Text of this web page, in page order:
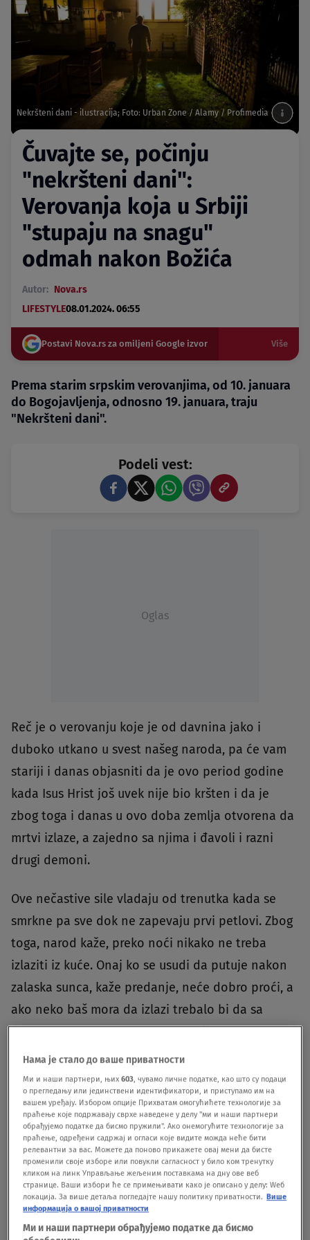
Nekršteni dani - ilustracija; Foto: Urban Zone / Alamy / Profimedia
Čuvajte se, počinju
"nekršteni dani":
Verovanja koja u Srbiji
"stupaju na snagu"
odmah nakon Božića
Autor: Nova.rs
LIFESTYLE08.01.2024. 06:55
Postavi Nova.rs za omiljeni Google izvor Više
Prema starim srpskim verovanjima, od 10. januara
do Bogojavljenja, odnosno 19. januara, traju
"Nekršteni dani".
Podeli vest:
Oglas
Reč je o verovanju koje je od davnina jako i
duboko utkano u svest našeg naroda, pa će vam
stariji i danas objasniti da je ovo period godine
kada Isus Hrist još uvek nije bio kršten i da je
zbog toga i danas u ovo doba zemlja otvorena da
mrtvi izlaze, a zajedno sa njima i đavoli i razni
drugi demoni.
Ove nečastive sile vladaju od trenutka kada se
smrkne pa sve dok ne zapevaju prvi petlovi. Zbog
toga, narod kaže, preko noći nikako ne treba
izlaziti iz kuće. Onaj ko se usudi da putuje nakon
zalaska sunca, kaže predanje, neće dobro proći, a
ako neko baš mora da izlazi trebalo bi da sa
sobom nosi beli luk, krst ili neki oštar metalni
predmet, pišeIstorijski zabavnik.
Slično, u nekim krajevima Srbije još se i danas
pažljivo pazi da u Nekrštene dane žene nikako ne
predu, ne tkaju i ne peru. Napolju se ne ostavlja
ništa belo, a naročito se brine da van ne ostane
dečja odeća jer bi zle sile bajalicama i urocima
mogle preko stvari da naškode deci.
Нама је стало до ваше приватности
Ми и наши партнери, њих603 , чувамо личне податке, као што су подаци
о прегледању или јединствени идентификатори, и приступамо им на
вашем уређају. Избором опције Прихватам омогућићете технологије за
праћење које подржавају сврхе наведене у делу "ми и наши партнери
обрађујемо податке да бисмо пружили". Ако онемогућите технологије за
праћење, одређени садржај и огласи које видите можда неће бити
релевантни за вас. Можете да поново прикажете овај мени да бисте
променили своје изборе или повукли сагласност у било ком тренутку
кликом на линк Управљање жељеним поставкама на дну ове веб
странице. Ваши избори ће се примењивати како је описано у делу: Wеб
локација. За више детаља погледајте нашу политику приватности. Више
информација о вашој приватности
Ми и наши партнери обрађујемо податке да бисмо